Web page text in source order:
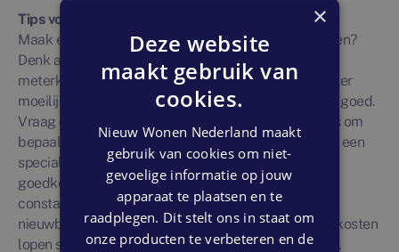
Tips voor slimme keuzes
Maak een lijstje: wat is écht nodig en wat kan wachten?
Denk aan vloerverwarming, een extra groep in de
meterkast of betere isolatie – dit zijn dingen die je later
moeilijk kunt aanpassen. Vergelijk daarna de kosten goed.
Vraag offertes op, zodat je weet of het voordeliger is om
bepaalde aanpassingen via de aannemer of later via een
specialist te doen. Een inbouwkast kan bijvoorbeeld
goedkoper zijn om achteraf te laten plaatsen. Hou
constant je budget in de gaten. Meerwerk kan je
nieuwbouwwoning namelijk nóg fijner maken, maar kosten
lopen snel op. Stel een budget vast en houd je eraan.
×
Deze website
maakt gebruik van
cookies.
Nieuw Wonen Nederland maakt
gebruik van cookies om niet-
gevoelige informatie op jouw
apparaat te plaatsen en te
raadplegen. Dit stelt ons in staat om
onze producten te verbeteren en de